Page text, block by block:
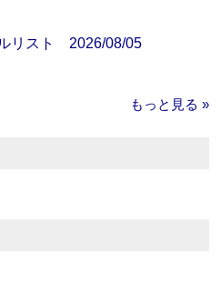
リスト 2026/08/05
もっと見る »